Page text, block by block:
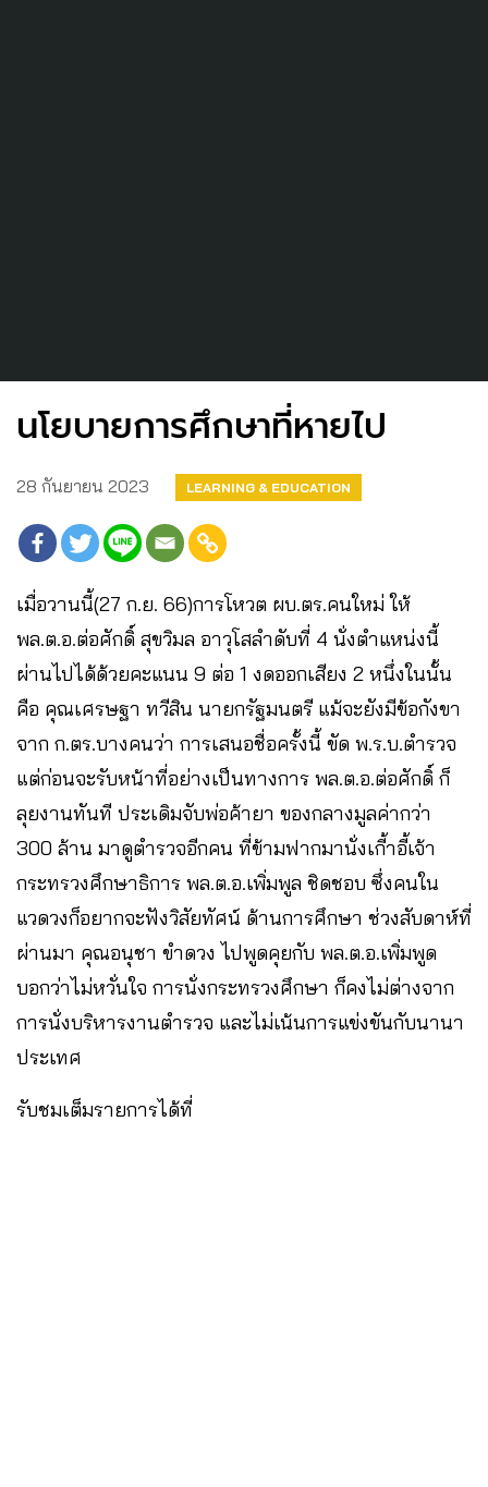
นโยบายการศึกษาที่หายไป
28 กันยายน 2023 LEARNING & EDUCATION
เมื่อวานนี้(27 ก.ย. 66)การโหวต ผบ.ตร.คนใหม่ ให้
พล.ต.อ.ต่อศักดิ์ สุขวิมล อาวุโสลำดับที่ 4 นั่งตำแหน่งนี้
ผ่านไปได้ด้วยคะแนน 9 ต่อ 1 งดออกเสียง 2 หนึ่งในนั้น
คือ คุณเศรษฐา ทวีสิน นายกรัฐมนตรี แม้จะยังมีข้อกังขา
จาก ก.ตร.บางคนว่า การเสนอชื่อครั้งนี้ ขัด พ.ร.บ.ตำรวจ
แต่ก่อนจะรับหน้าที่อย่างเป็นทางการ พล.ต.อ.ต่อศักดิ์ ก็
ลุยงานทันที ประเดิมจับพ่อค้ายา ของกลางมูลค่ากว่า
300 ล้าน มาดูตำรวจอีกคน ที่ข้ามฟากมานั่งเกี้าอี้เจ้า
กระทรวงศึกษาธิการ พล.ต.อ.เพิ่มพูล ชิดชอบ ซึ่งคนใน
แวดวงก็อยากจะฟังวิสัยทัศน์ ด้านการศึกษา ช่วงสับดาห์ที่
ผ่านมา คุณอนุชา ขำดวง ไปพูดคุยกับ พล.ต.อ.เพิ่มพูด
บอกว่าไม่หวั่นใจ การนั่งกระทรวงศึกษา ก็คงไม่ต่างจาก
การนั่งบริหารงานตำรวจ และไม่เน้นการแข่งขันกับนานา
ประเทศ
รับชมเต็มรายการได้ที่